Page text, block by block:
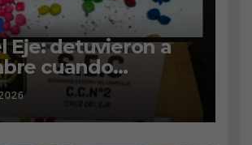
Eje: detuvieron a
cuando
ingresar
a la cárcel